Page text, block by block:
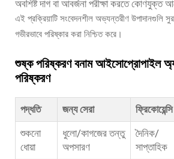
অবশিষ্ট দাগ বা আবর্জনা পরীক্ষা করতে কোণযুক্ত
এই প্রক্রিয়াটি সংবেদনশীল অভ্যন্তরীণ উপাদানগুলি
গভীরভাবে পরিষ্কার করা নিশ্চিত করে।
শুষ্ক পরিষ্করণ বনাম আইসোপ্রোপাইল
পরিষ্করণ
পদ্ধতি জন্য সেরা ফ্রিকোয়েন্সি
শুকনো
ধোয়া
ধুলো/কাগজের তন্তু
অপসারণ
দৈনিক/
সাপ্তাহিক